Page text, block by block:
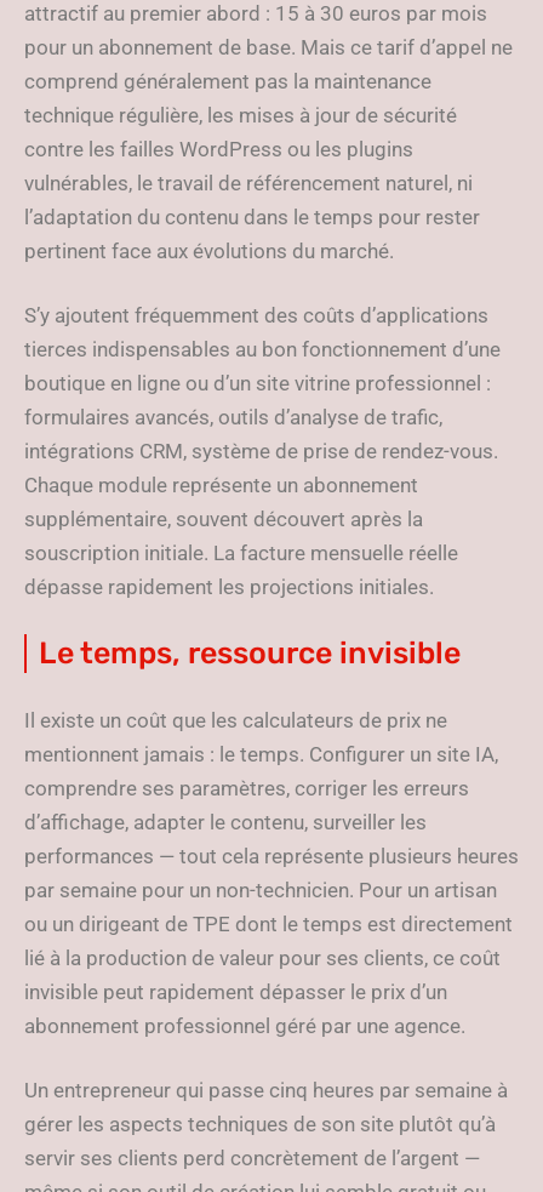
attractif au premier abord : 15 à 30 euros par mois
pour un abonnement de base. Mais ce tarif d’appel ne
comprend généralement pas la maintenance
technique régulière, les mises à jour de sécurité
contre les failles WordPress ou les plugins
vulnérables, le travail de référencement naturel, ni
l’adaptation du contenu dans le temps pour rester
pertinent face aux évolutions du marché.
S’y ajoutent fréquemment des coûts d’applications
tierces indispensables au bon fonctionnement d’une
boutique en ligne ou d’un site vitrine professionnel :
formulaires avancés, outils d’analyse de trafic,
intégrations CRM, système de prise de rendez-vous.
Chaque module représente un abonnement
supplémentaire, souvent découvert après la
souscription initiale. La facture mensuelle réelle
dépasse rapidement les projections initiales.
Le temps, ressource invisible
Il existe un coût que les calculateurs de prix ne
mentionnent jamais : le temps. Configurer un site IA,
comprendre ses paramètres, corriger les erreurs
d’affichage, adapter le contenu, surveiller les
performances — tout cela représente plusieurs heures
par semaine pour un non-technicien. Pour un artisan
ou un dirigeant de TPE dont le temps est directement
lié à la production de valeur pour ses clients, ce coût
invisible peut rapidement dépasser le prix d’un
abonnement professionnel géré par une agence.
Un entrepreneur qui passe cinq heures par semaine à
gérer les aspects techniques de son site plutôt qu’à
servir ses clients perd concrètement de l’argent —